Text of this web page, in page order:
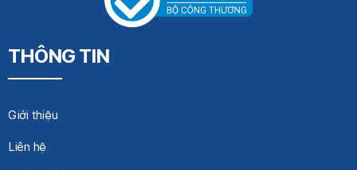
THÔNG TIN
Giới thiệu
Liên hệ